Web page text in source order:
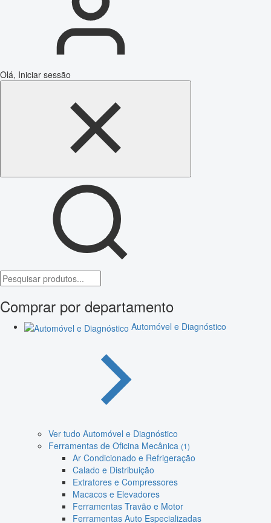
Olá, Iniciar sessão
Comprar por departamento
Automóvel e Diagnóstico
Ver tudo Automóvel e Diagnóstico
Ferramentas de Oficina Mecânica (1)
Ar Condicionado e Refrigeração
Calado e Distribuição
Extratores e Compressores
Macacos e Elevadores
Ferramentas Travão e Motor
Ferramentas Auto Especializadas